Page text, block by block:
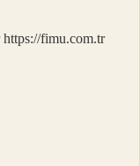
https://fimu.com.tr